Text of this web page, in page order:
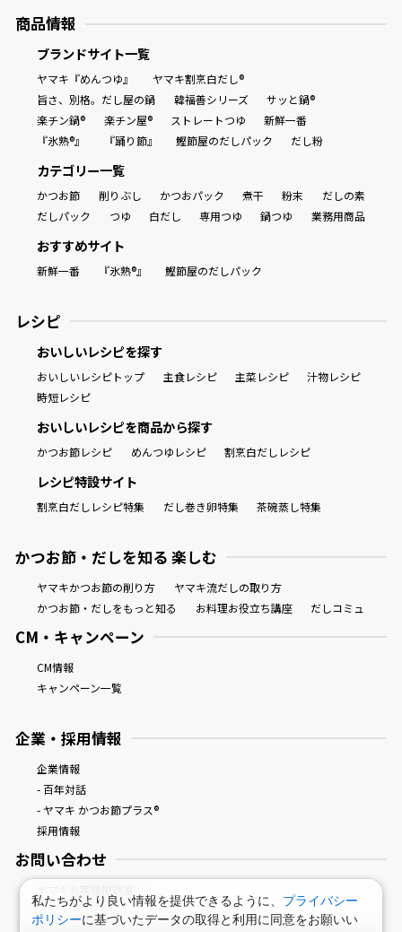
商品情報
ブランドサイト一覧
ヤマキ『めんつゆ』
ヤマキ割烹白だし®
旨さ、別格。だし屋の鍋
韓福善シリーズ
サッと鍋®
楽チン鍋®
楽チン屋® ストレートつゆ
新鮮一番
『氷熟®』
『踊り節』 鰹節屋のだしパック だし粉
カテゴリー一覧
かつお節 削りぶし かつおパック 煮干 粉末
だしの素
だしパック
つゆ 白だし 専用つゆ 鍋つゆ 業務用商品
おすすめサイト
新鮮一番 『氷熟®』 鰹節屋のだしパック
レシピ
おいしいレシピを探す
おいしいレシピトップ 主食レシピ 主菜レシピ
汁物レシピ
時短レシピ
おいしいレシピを商品から探す
かつお節レシピ めんつゆレシピ 割烹白だしレシピ
レシピ特設サイト
割烹白だしレシピ特集 だし巻き卵特集 茶碗蒸し特集
かつお節・だしを知る 楽しむ
ヤマキかつお節の削り方
ヤマキ流だしの取り方
かつお節・だしをもっと知る
お料理お役立ち講座 だしコミュ
CM・キャンペーン
CM情報
キャンペーン一覧
企業・採用情報
企業情報
- 百年対話
- ヤマキ かつお節プラス®
採用情報
お問い合わせ
私たちがより良い情報を提供できるように、 プライバシー
ポリシーに基づいたデータの取得と利用に同意をお願いい